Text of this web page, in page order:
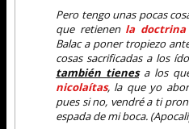
Pero tengo unas pocas
que retienen la doctrina
Balac a poner tropiezo
cosas sacrificadas a los
también tienes a los
nicolaítas, la que yo
pues si no, vendré a ti
espada de mi boca.